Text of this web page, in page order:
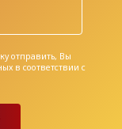
отправить, Вы
в соответствии с